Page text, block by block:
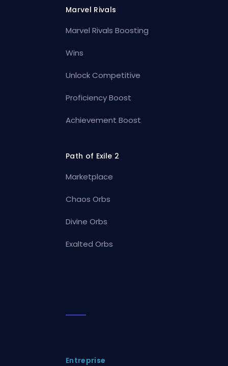
Marvel Rivals
Marvel Rivals Boosting
Wins
Unlock Competitive
Proficiency Boost
Achievement Boost
Path of Exile 2
Marketplace
Chaos Orbs
Divine Orbs
Exalted Orbs
Entreprise